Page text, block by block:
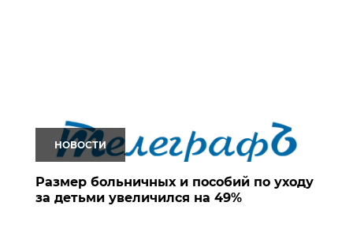
НОВОСТИ
Размер больничных и пособий по уходу
за детьми увеличился на 49%